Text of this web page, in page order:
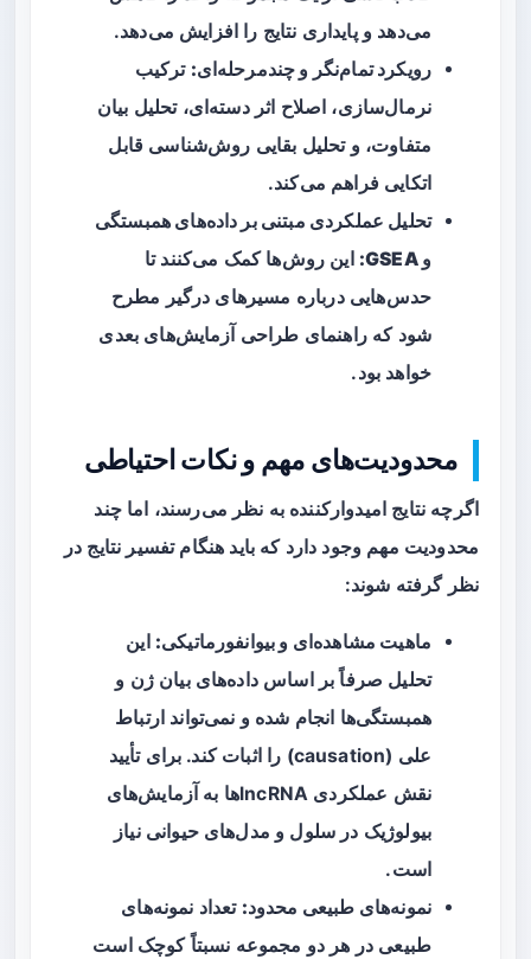
می‌دهد و پایداری نتایج را افزایش می‌دهد.
رویکرد تمام‌نگر و چندمرحله‌ای: ترکیب
نرمال‌سازی، اصلاح اثر دسته‌ای، تحلیل بیان
متفاوت، و تحلیل بقایی روش‌شناسی قابل
اتکایی فراهم می‌کند.
تحلیل عملکردی مبتنی بر داده‌های همبستگی
و GSEA:
این روش‌ها کمک می‌کنند تا
حدس‌هایی درباره مسیرهای درگیر مطرح
شود که راهنمای طراحی آزمایش‌های بعدی
خواهد بود.
محدودیت‌های مهم و نکات احتیاطی
اگرچه نتایج امیدوارکننده به نظر می‌رسند، اما چند
محدودیت مهم وجود دارد که باید هنگام تفسیر نتایج در
نظر گرفته شوند:
ماهیت مشاهده‌ای و بیوانفورماتیکی: این
تحلیل صرفاً بر اساس داده‌های بیان ژن و
همبستگی‌ها انجام شده و نمی‌تواند ارتباط
علی (causation) را اثبات کند. برای تأیید
نقش عملکردی lncRNAها به آزمایش‌های
بیولوژیک در سلول و مدل‌های حیوانی نیاز
است.
نمونه‌های طبیعی محدود: تعداد نمونه‌های
طبیعی در هر دو مجموعه نسبتاً کوچک است